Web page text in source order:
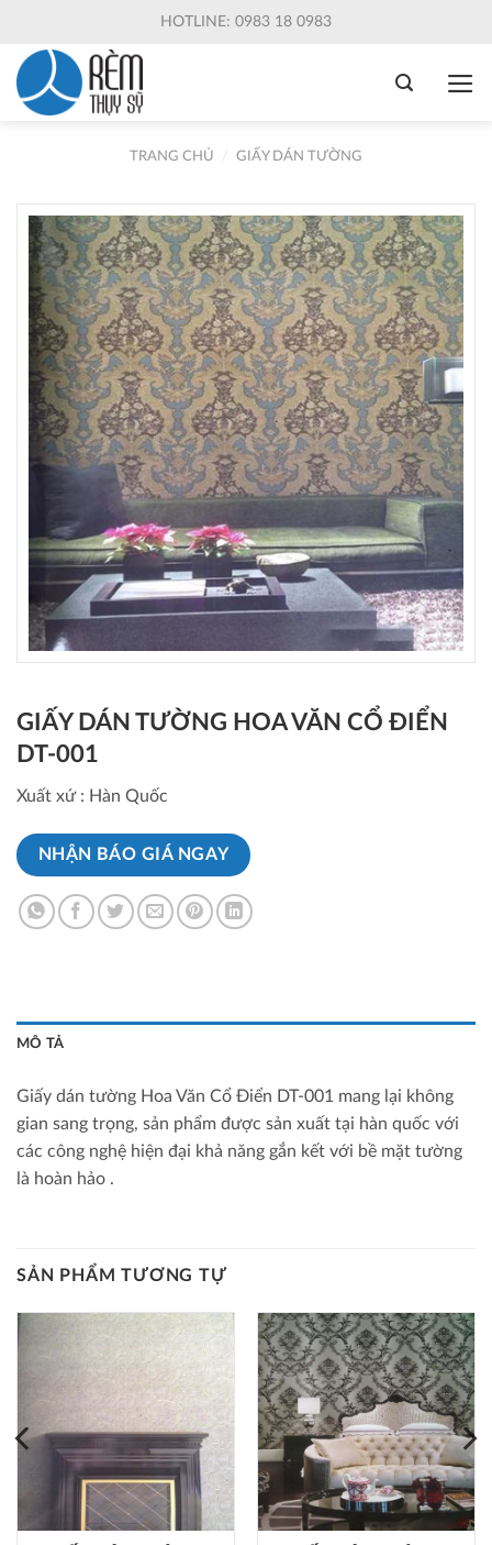
content
HOTLINE: 0983 18 0983
TRANG CHỦ GIẤY DÁN TƯỜNG
GIẤY DÁN TƯỜNG HOA VĂN CỔ ĐIỂN
DT-001
Xuất xứ : Hàn Quốc
NHẬN BÁO GIÁ NGAY
MÔ TẢ
Giấy dán tường Hoa Văn Cổ Điển DT-001 mang lại không
gian sang trọng, sản phẩm được sản xuất tại hàn quốc với
các công nghệ hiện đại khả năng gắn kết với bề mặt tường
là hoàn hảo .
SẢN PHẨM TƯƠNG TỰ